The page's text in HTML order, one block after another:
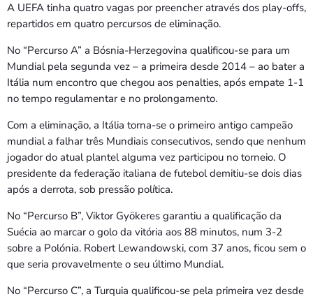
A UEFA tinha quatro vagas por preencher através dos play-offs,
repartidos em quatro percursos de eliminação.
No “Percurso A” a Bósnia-Herzegovina qualificou-se para um
Mundial pela segunda vez – a primeira desde 2014 – ao bater a
Itália num encontro que chegou aos penalties, após empate 1-1
no tempo regulamentar e no prolongamento.
Com a eliminação, a Itália torna-se o primeiro antigo campeão
mundial a falhar três Mundiais consecutivos, sendo que nenhum
jogador do atual plantel alguma vez participou no torneio. O
presidente da federação italiana de futebol demitiu-se dois dias
após a derrota, sob pressão política.
No “Percurso B”, Viktor Gyökeres garantiu a qualificação da
Suécia ao marcar o golo da vitória aos 88 minutos, num 3-2
sobre a Polónia. Robert Lewandowski, com 37 anos, ficou sem o
que seria provavelmente o seu último Mundial.
No “Percurso C”, a Turquia qualificou-se pela primeira vez desde